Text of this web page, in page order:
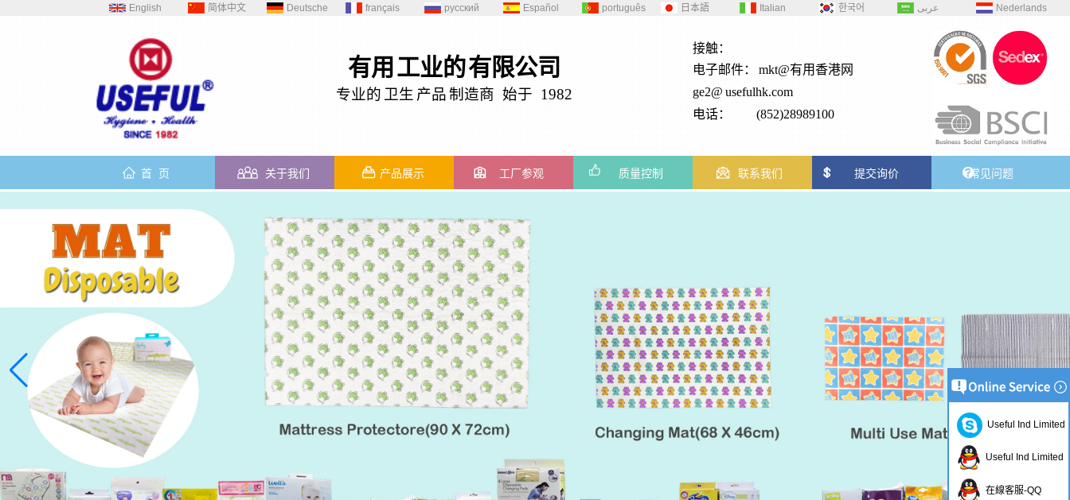
English 简体中文 Deutsche français русский Español português 日本語 Italian 한국어 عربى Nederlands
有用 工业的有限公司
专业的 卫生 产品制造商 始于 1982
接触：
电子邮件：
mkt@有用香港网
ge2@ usefulhk.com
电话： (852)28989100
首 页 关于我们 产品展示 工厂参观 质量控制 联系我们 提交询价 常见问题
Useful Ind Limited
Useful Ind Limited
在線客服-QQ